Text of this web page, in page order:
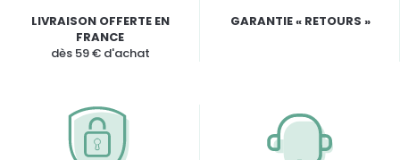
LIVRAISON OFFERTE EN
FRANCE
dès 59 € d'achat
GARANTIE « RETOURS »